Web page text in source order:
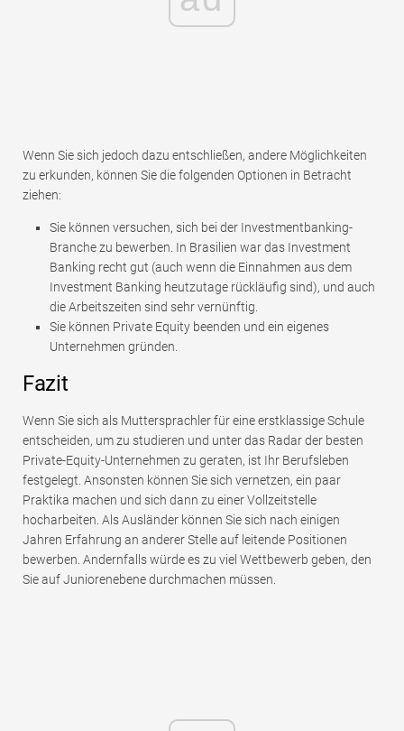
Wenn Sie sich jedoch dazu entschließen, andere Möglichkeiten
zu erkunden, können Sie die folgenden Optionen in Betracht
ziehen:
Sie können versuchen, sich bei der Investmentbanking-
Branche zu bewerben. In Brasilien war das Investment
Banking recht gut (auch wenn die Einnahmen aus dem
Investment Banking heutzutage rückläufig sind), und auch
die Arbeitszeiten sind sehr vernünftig.
Sie können Private Equity beenden und ein eigenes
Unternehmen gründen.
Fazit
Wenn Sie sich als Muttersprachler für eine erstklassige Schule
entscheiden, um zu studieren und unter das Radar der besten
Private-Equity-Unternehmen zu geraten, ist Ihr Berufsleben
festgelegt. Ansonsten können Sie sich vernetzen, ein paar
Praktika machen und sich dann zu einer Vollzeitstelle
hocharbeiten. Als Ausländer können Sie sich nach einigen
Jahren Erfahrung an anderer Stelle auf leitende Positionen
bewerben. Andernfalls würde es zu viel Wettbewerb geben, den
Sie auf Juniorenebene durchmachen müssen.